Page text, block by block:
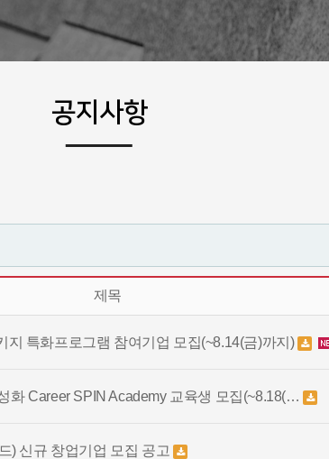
공지사항
제목
지 특화프로그램 참여기업 모집(~8.14(금)까지)
화 Career SPIN Academy 교육생 모집(~8.18(…
) 신규 창업기업 모집 공고